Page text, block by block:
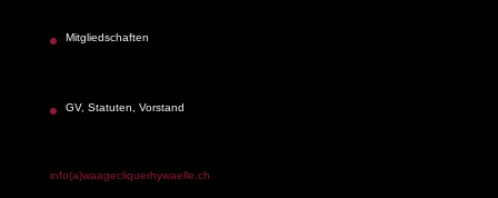
Mitgliedschaften
GV, Statuten, Vorstand
info(a)waagecliquerhywaelle.ch